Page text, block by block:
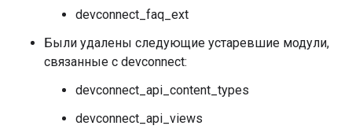
devconnect_faq_ext
Были удалены следующие устаревшие модули,
связанные с devconnect:
devconnect_api_content_types
devconnect_api_views